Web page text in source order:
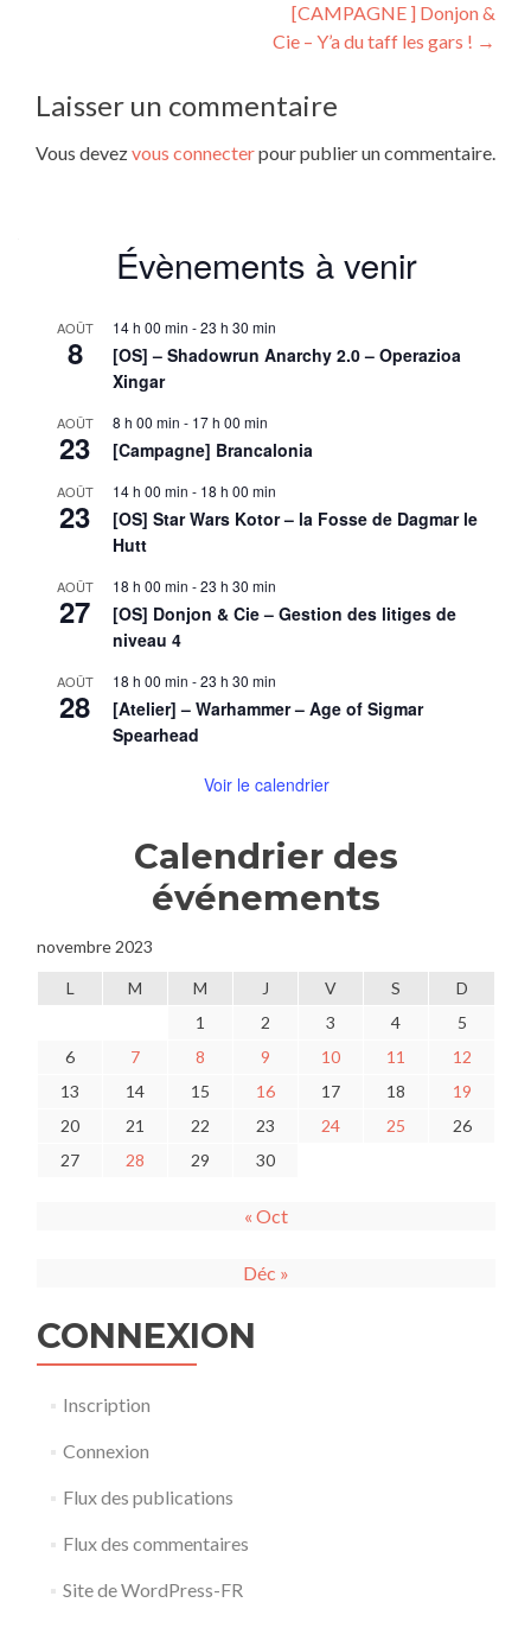
[CAMPAGNE ] Donjon &
Cie – Y’a du taff les gars ! →
Laisser un commentaire
Vous devezvous connecterpour publier un commentaire.
Évènements à venir
AOÛT
8
14 h 00 min -23 h 30 min
[OS] – Shadowrun Anarchy 2.0 – Operazioa
Xingar
AOÛT
23
8 h 00 min - 17 h 00 min
[Campagne] Brancalonia
AOÛT
23
14 h 00 min - 18 h 00 min
[OS] Star Wars Kotor – la Fosse de Dagmar le
Hutt
AOÛT
27
18 h 00 min -23 h 30 min
[OS] Donjon & Cie – Gestion des litiges de
niveau 4
AOÛT
28
18 h 00 min -23 h 30 min
[Atelier] – Warhammer – Age of Sigmar
Spearhead
Voir le calendrier
Calendrier des
événements
novembre 2023
L M M J V S
D
1
2 3 4
5
6
7 8 9 10 11
12
13
14 15 16 17 18
19
20
21 22 23 24 25
26
27
28 29 30
« Oct
Déc »
CONNEXION
Inscription
Connexion
Flux des publications
Flux des commentaires
Site de WordPress-FR